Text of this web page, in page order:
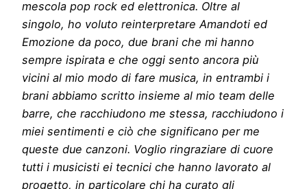
mescola pop rock ed elettronica. Oltre al
singolo, ho voluto reinterpretare Amandoti ed
Emozione da poco, due brani che mi hanno
sempre ispirata e che oggi sento ancora più
vicini al mio modo di fare musica, in entrambi i
brani abbiamo scritto insieme al mio team delle
barre, che racchiudono me stessa, racchiudono i
miei sentimenti e ciò che significano per me
queste due canzoni. Voglio ringraziare di cuore
tutti i musicisti ei tecnici che hanno lavorato al
progetto, in particolare chi ha curato gli